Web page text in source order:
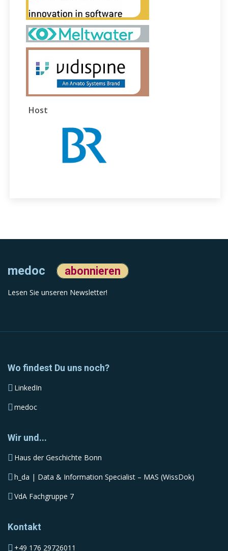
Host
medoc abonnieren
Lesen Sie unseren Newsletter!
Wo findest Du uns noch?
LinkedIn
medoc
Wir und...
Haus der Geschichte Bonn
h_da | Data & Information Specialist – MAS (WissDok)
VdA Fachgruppe 7
Kontakt
+49 176 29726011